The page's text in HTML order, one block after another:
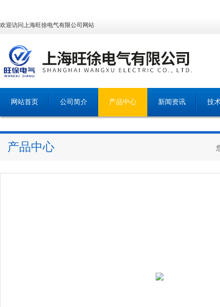
欢迎访问上海旺徐电气有限公司网站
网站首页 公司简介 产品中心 新闻资讯 技
产品中心